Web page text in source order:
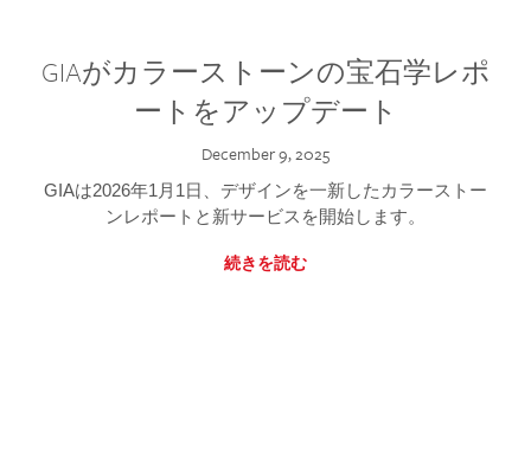
GIAがカラーストーンの宝石学レポ
ートをアップデート
December 9, 2025
GIAは2026年1月1日、デザインを一新したカラーストー
ンレポートと新サービスを開始します。
続きを読む